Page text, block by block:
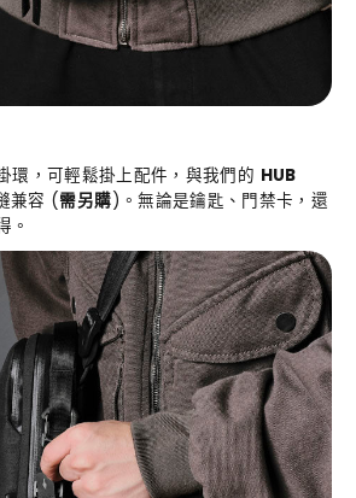
環，可輕鬆掛上配件，與我們的 HUB
兼容 (需另購)。無論是鑰匙、門禁卡，還
。